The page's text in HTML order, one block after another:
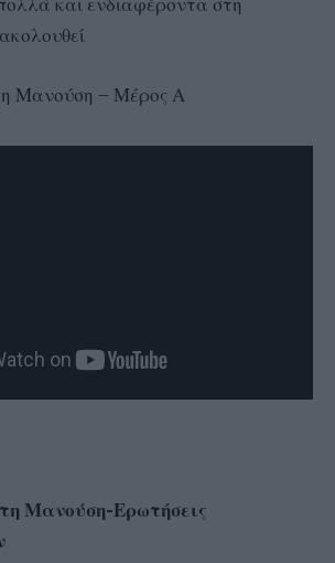
Μανούση – Μέρος Α
Μανούση-Ερωτήσεις